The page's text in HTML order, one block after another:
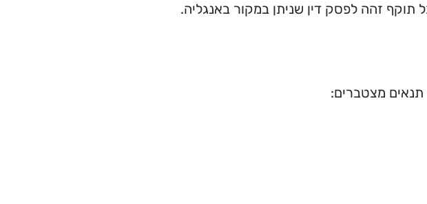
זהה לפסק דין שניתן במקור באנגליה.
מצטברים: